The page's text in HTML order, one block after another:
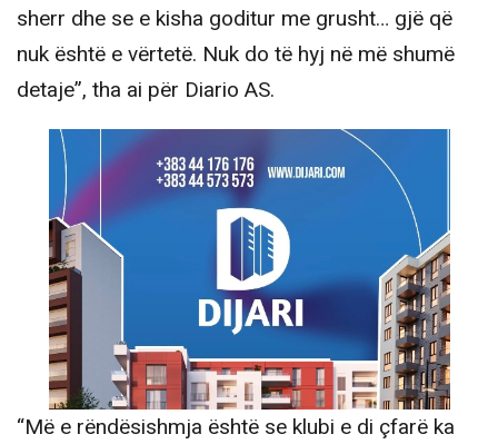
sherr dhe se e kisha goditur me grusht… gjë që
nuk është e vërtetë. Nuk do të hyj në më shumë
detaje”, tha ai për Diario AS.
“Më e rëndësishmja është se klubi e di çfarë ka